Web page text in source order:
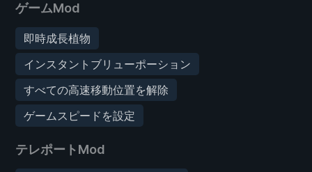
ゲームMod
即時成長植物
インスタントブリューポーション
すべての高速移動位置を解除
ゲームスピードを設定
テレポートMod